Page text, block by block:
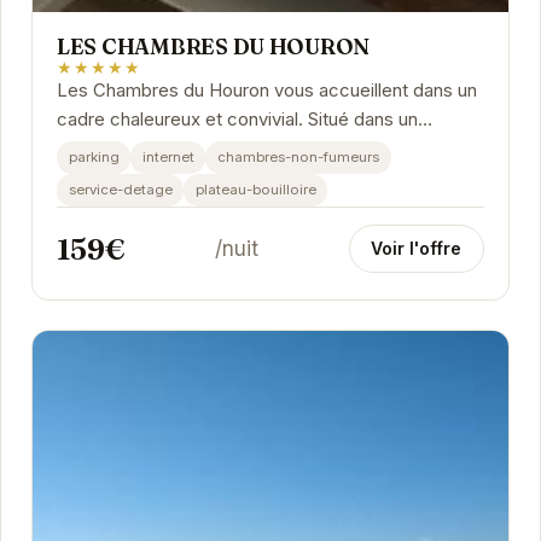
LES CHAMBRES DU HOURON
★★★★★
Les Chambres du Houron vous accueillent dans un
cadre chaleureux et convivial. Situé dans un
quartier calme, l'établissement propose des
parking internet
chambres-non-fumeurs
service-detage
plateau-bouilloire
159€ /nuit Voir l'offre